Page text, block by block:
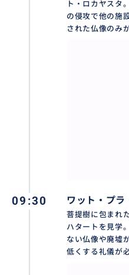
ト・ロカヤスタ
の侵攻で他の施
された仏像のみ
09:30 ワット・プラ
菩提樹に包まれ
ハタートを見学
ない仏像や廃墟
低くする礼儀が